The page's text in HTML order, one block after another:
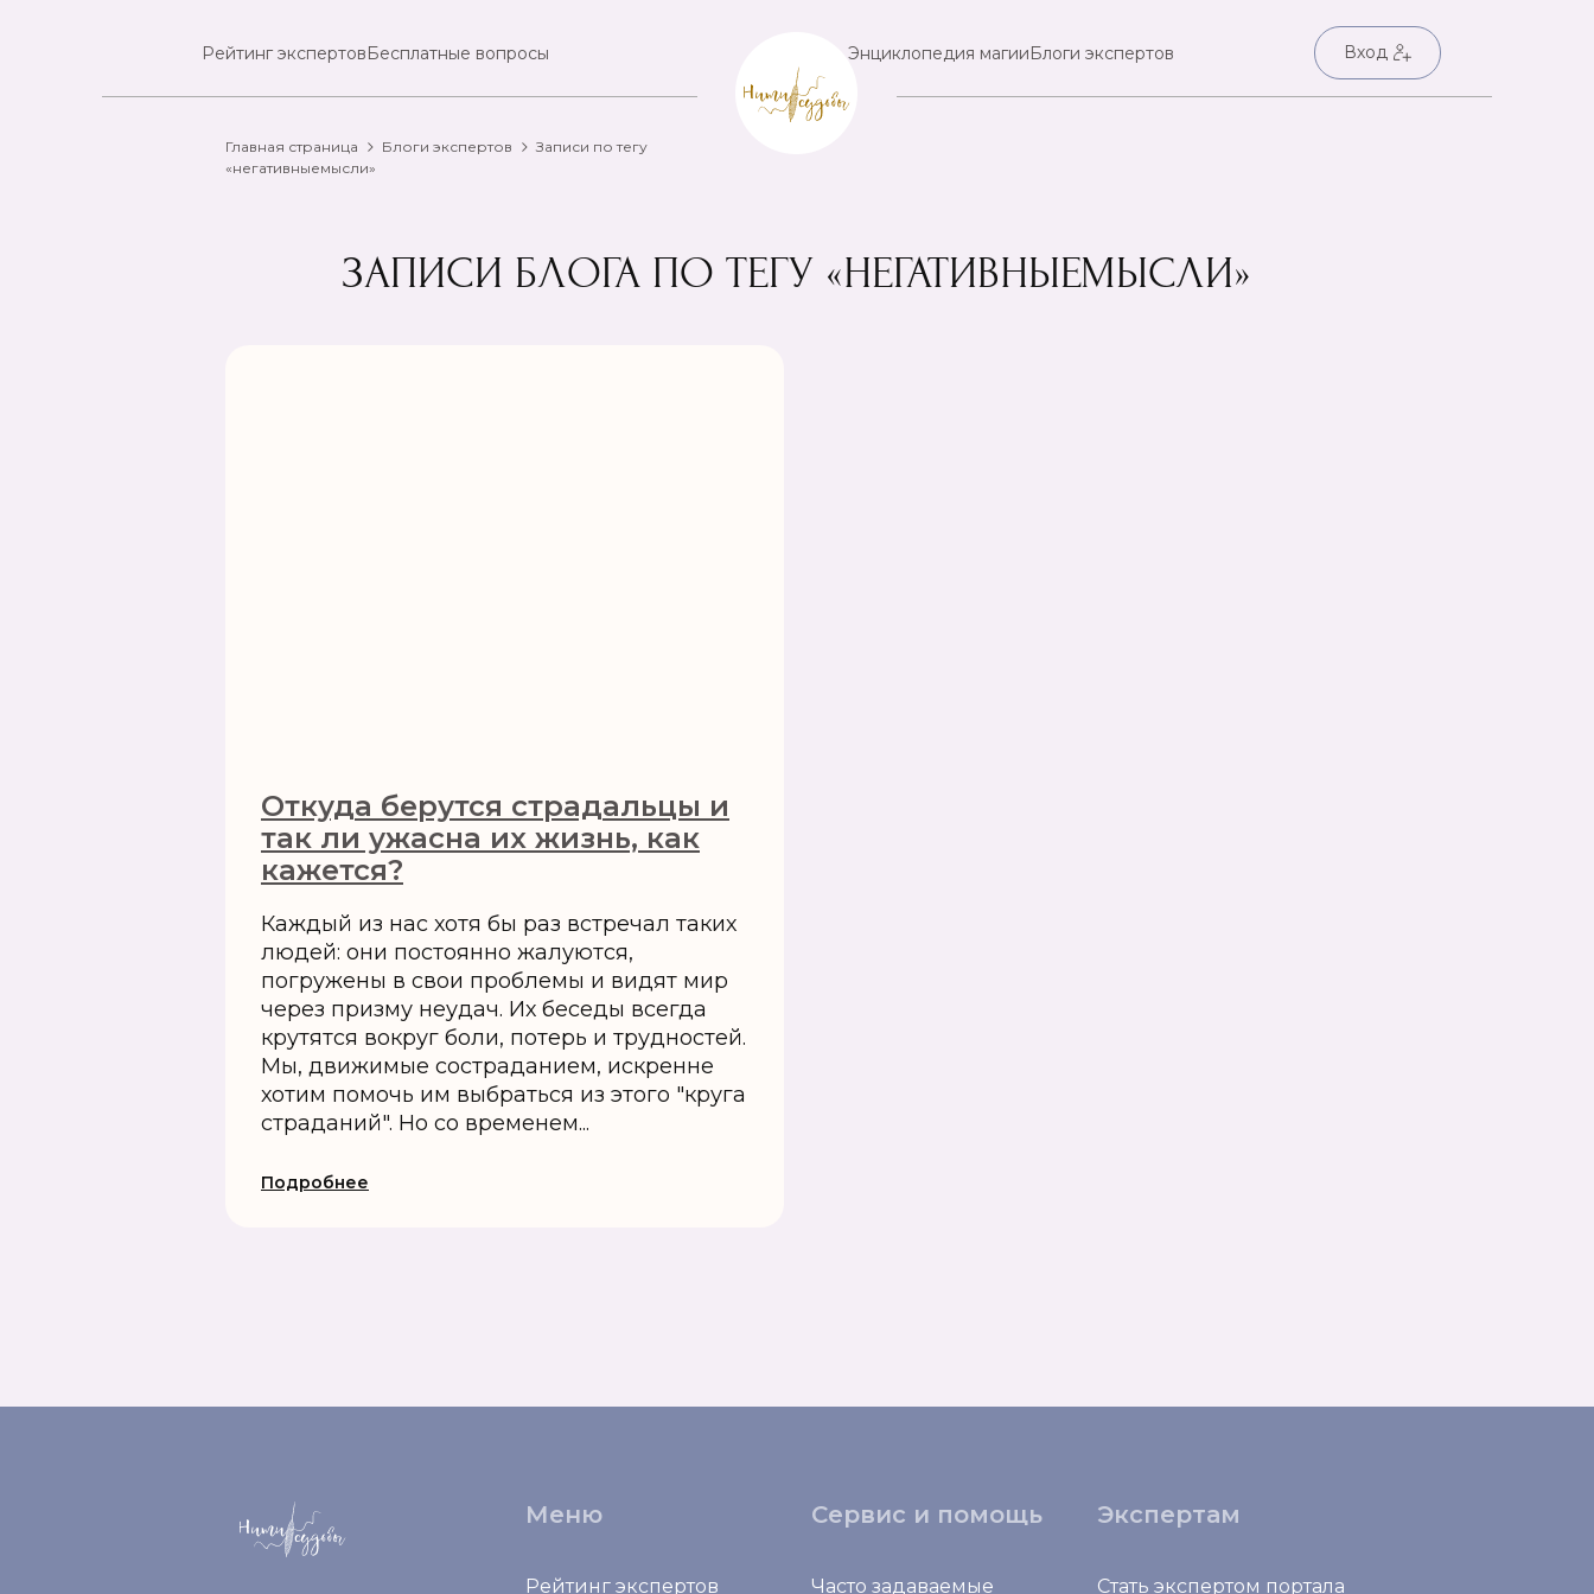
Рейтинг экспертовБесплатные вопросы Энциклопедия магииБлоги экспертов Вход
Главная страница Блоги экспертов
Записи по тегу
«негативныемысли»
ЗАПИСИ БЛОГА ПО ТЕГУ «НЕГАТИВНЫЕМЫСЛИ»
Откуда берутся страдальцы и
так ли ужасна их жизнь, как
кажется?
Каждый из нас хотя бы раз встречал таких
людей: они постоянно жалуются,
погружены в свои проблемы и видят мир
через призму неудач. Их беседы всегда
крутятся вокруг боли, потерь и трудностей.
Мы, движимые состраданием, искренне
хотим помочь им выбраться из этого "круга
страданий". Но со временем...
Подробнее
Меню
Рейтинг экспертов
Сервис и помощь
Часто задаваемые
Экспертам
Стать экспертом портала